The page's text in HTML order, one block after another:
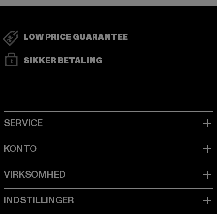
LOW PRICE GUARANTEE
SIKKER BETALING